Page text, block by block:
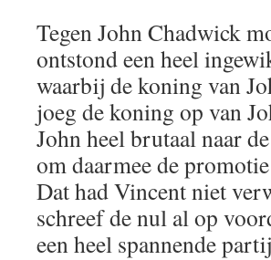
Tegen John Chadwick
ontstond een heel
waarbij de koning van
joeg de koning op van
John heel brutaal naar
om daarmee de
Dat had Vincent niet
schreef de nul al op
een heel spannende